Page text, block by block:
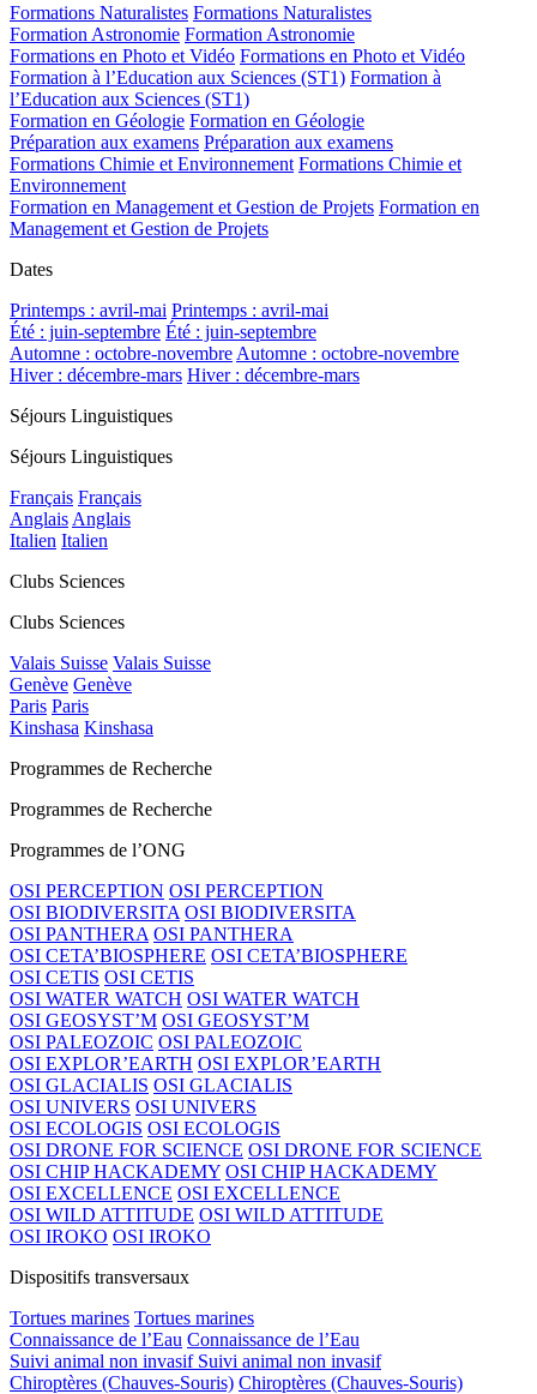
Formations Naturalistes Formations Naturalistes
Formation Astronomie Formation Astronomie
Formations en Photo et Vidéo Formations en Photo et Vidéo
Formation à l’Education aux Sciences (ST1) Formation à
l’Education aux Sciences (ST1)
Formation en Géologie Formation en Géologie
Préparation aux examens Préparation aux examens
Formations Chimie et Environnement Formations Chimie et
Environnement
Formation en Management et Gestion de Projets Formation en
Management et Gestion de Projets
Dates
Printemps : avril-mai Printemps : avril-mai
Été : juin-septembre Été : juin-septembre
Automne : octobre-novembre Automne : octobre-novembre
Hiver : décembre-mars Hiver : décembre-mars
Séjours Linguistiques
Séjours Linguistiques
Français Français
Anglais Anglais
Italien Italien
Clubs Sciences
Clubs Sciences
Valais Suisse Valais Suisse
Genève Genève
Paris Paris
Kinshasa Kinshasa
Programmes de Recherche
Programmes de Recherche
Programmes de l’ONG
OSI PERCEPTION OSI PERCEPTION
OSI BIODIVERSITA OSI BIODIVERSITA
OSI PANTHERA OSI PANTHERA
OSI CETA’BIOSPHERE OSI CETA’BIOSPHERE
OSI CETIS OSI CETIS
OSI WATER WATCH OSI WATER WATCH
OSI GEOSYST’M OSI GEOSYST’M
OSI PALEOZOIC OSI PALEOZOIC
OSI EXPLOR’EARTH OSI EXPLOR’EARTH
OSI GLACIALIS OSI GLACIALIS
OSI UNIVERS OSI UNIVERS
OSI ECOLOGIS OSI ECOLOGIS
OSI DRONE FOR SCIENCE OSI DRONE FOR SCIENCE
OSI CHIP HACKADEMY OSI CHIP HACKADEMY
OSI EXCELLENCE OSI EXCELLENCE
OSI WILD ATTITUDE OSI WILD ATTITUDE
OSI IROKO OSI IROKO
Dispositifs transversaux
Tortues marines Tortues marines
Connaissance de l’Eau Connaissance de l’Eau
Suivi animal non invasif Suivi animal non invasif
Chiroptères (Chauves-Souris) Chiroptères (Chauves-Souris)